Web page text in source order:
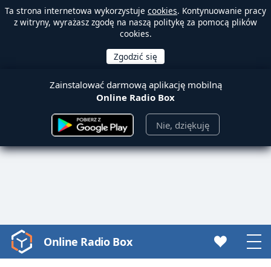
Ta strona internetowa wykorzystuje cookies. Kontynuowanie pracy
z witryny, wyrażasz zgodę na naszą politykę za pomocą plików
cookies.
Zainstalować darmową aplikację mobilną
Online Radio Box
Nie, dziękuję
Video
Player
Online Radio Box